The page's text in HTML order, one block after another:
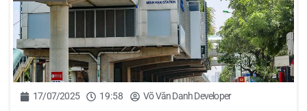
17/07/2025 19:58 Võ Văn Danh Developer